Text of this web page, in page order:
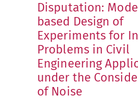
Disputation:
based Design of
Experiments for
Problems in Civil
Engineering
under the
of Noise